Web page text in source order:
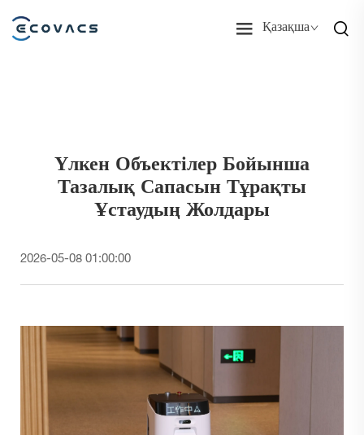
Қазақша
Үлкен Объектілер Бойынша
Тазалық Сапасын Тұрақты
Ұстаудың Жолдары
2026-05-08 01:00:00